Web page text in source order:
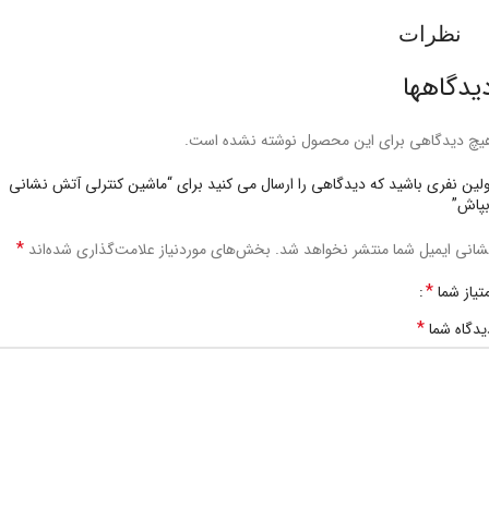
نظرات
دیدگاهی برای این محصول نوشته نشده است.
نفری باشید که دیدگاهی را ارسال می کنید برای “ماشین کنترلی آتش نشانی
ایمیل شما منتشر نخواهد شد. بخش‌های موردنیاز علامت‌گذاری شده‌اند *
شما*
شما*